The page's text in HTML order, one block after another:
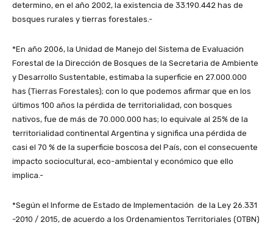
determino, en el año 2002, la existencia de 33.190.442 has de
bosques rurales y tierras forestales.-
*En año 2006, la Unidad de Manejo del Sistema de Evaluación
Forestal de la Dirección de Bosques de la Secretaria de Ambiente
y Desarrollo Sustentable, estimaba la superficie en 27.000.000
has (Tierras Forestales); con lo que podemos afirmar que en los
últimos 100 años la pérdida de territorialidad, con bosques
nativos, fue de más de 70.000.000 has; lo equivale al 25% de la
territorialidad continental Argentina y significa una pérdida de
casi el 70 % de la superficie boscosa del País, con el consecuente
impacto sociocultural, eco-ambiental y económico que ello
implica.-
*Según el Informe de Estado de Implementación de la Ley 26.331
-2010 / 2015, de acuerdo a los Ordenamientos Territoriales (OTBN)